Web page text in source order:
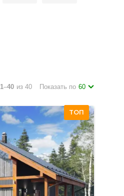
1–40 из 40 Показать по 60
ТОП